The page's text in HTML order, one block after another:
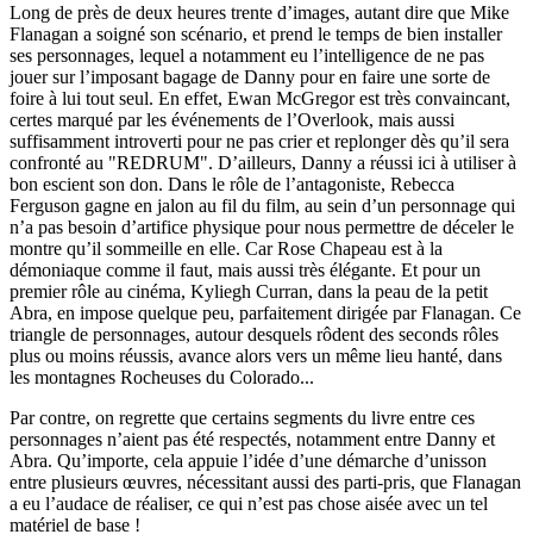
Long de près de deux heures trente d’images, autant dire que Mike
Flanagan a soigné son scénario, et prend le temps de bien installer
ses personnages, lequel a notamment eu l’intelligence de ne pas
jouer sur l’imposant bagage de Danny pour en faire une sorte de
foire à lui tout seul. En effet, Ewan McGregor est très convaincant,
certes marqué par les événements de l’Overlook, mais aussi
suffisamment introverti pour ne pas crier et replonger dès qu’il sera
confronté au "REDRUM". D’ailleurs, Danny a réussi ici à utiliser à
bon escient son don. Dans le rôle de l’antagoniste, Rebecca
Ferguson gagne en jalon au fil du film, au sein d’un personnage qui
n’a pas besoin d’artifice physique pour nous permettre de déceler le
montre qu’il sommeille en elle. Car Rose Chapeau est à la
démoniaque comme il faut, mais aussi très élégante. Et pour un
premier rôle au cinéma, Kyliegh Curran, dans la peau de la petit
Abra, en impose quelque peu, parfaitement dirigée par Flanagan. Ce
triangle de personnages, autour desquels rôdent des seconds rôles
plus ou moins réussis, avance alors vers un même lieu hanté, dans
les montagnes Rocheuses du Colorado...
Par contre, on regrette que certains segments du livre entre ces
personnages n’aient pas été respectés, notamment entre Danny et
Abra. Qu’importe, cela appuie l’idée d’une démarche d’unisson
entre plusieurs œuvres, nécessitant aussi des parti-pris, que Flanagan
a eu l’audace de réaliser, ce qui n’est pas chose aisée avec un tel
matériel de base !